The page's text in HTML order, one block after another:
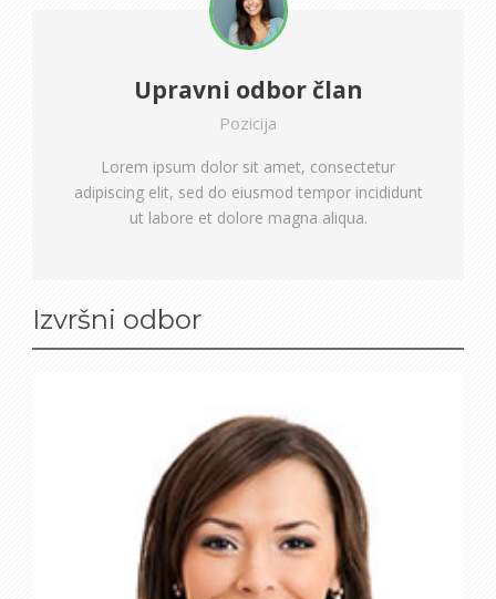
Upravni odbor član
Pozicija
Lorem ipsum dolor sit amet, consectetur
adipiscing elit, sed do eiusmod tempor incididunt
ut labore et dolore magna aliqua.
Izvršni odbor